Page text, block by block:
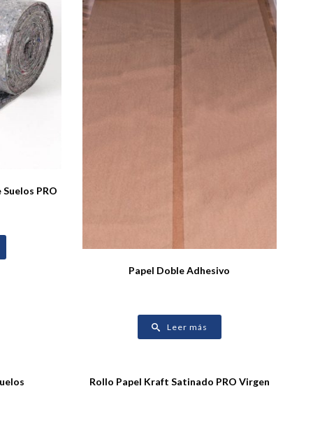
PRO
Papel Doble Adhesivo
Leer más
Rollo Papel Kraft Satinado PRO Virgen